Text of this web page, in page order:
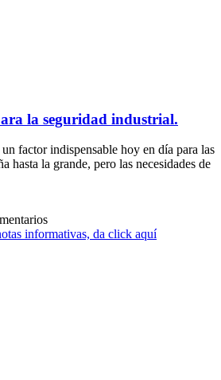
la seguridad industrial.
factor indispensable hoy en día para las
hasta la grande, pero las necesidades de
informativas, da click aquí